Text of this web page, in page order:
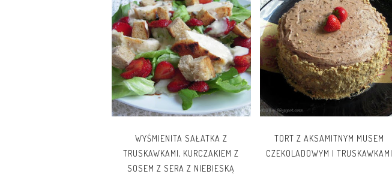
WYŚMIENITA SAŁATKA Z
TRUSKAWKAMI, KURCZAKIEM Z
SOSEM Z SERA Z NIEBIESKĄ
TORT Z AKSAMITNYM MUSEM
CZEKOLADOWYM I TRUSKAWKAMI